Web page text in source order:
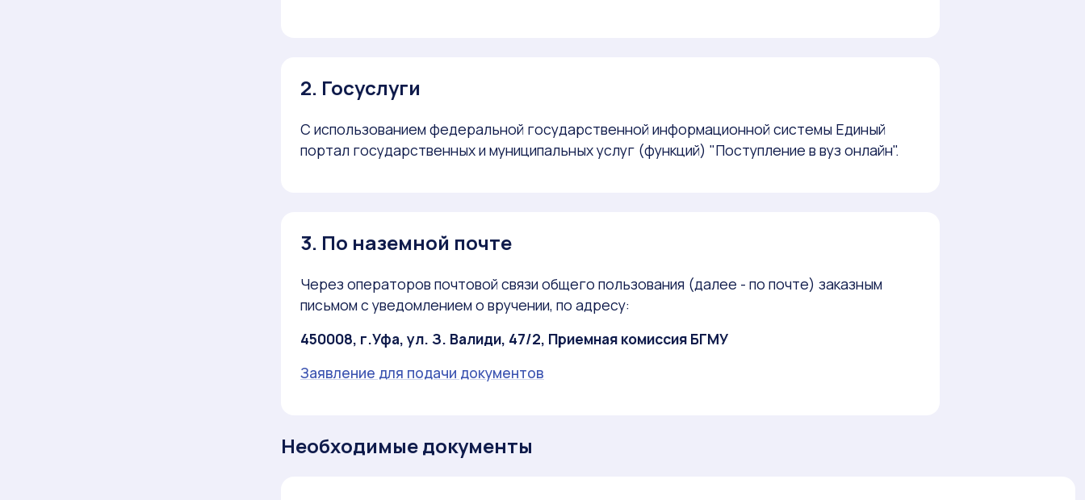
2. Госуслуги
С использованием федеральной государственной информационной системы Единый
портал государственных и муниципальных услуг (функций) "Поступление в вуз онлайн".
3. По наземной почте
Через операторов почтовой связи общего пользования (далее - по почте) заказным
письмом с уведомлением о вручении, по адресу:
450008, г.Уфа, ул. З. Валиди, 47/2, Приемная комиссия БГМУ
Заявление для подачи документов
Необходимые документы